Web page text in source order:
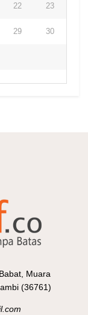
22 23
29 30
Muara
(36761)